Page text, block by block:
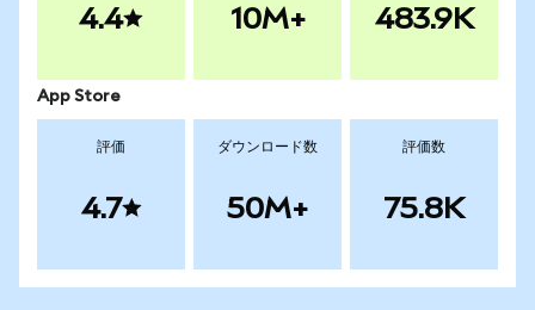
4.4 10M+ 483.9K
App Store
評価
4.7
ダウンロード数
50M+
評価数
75.8K